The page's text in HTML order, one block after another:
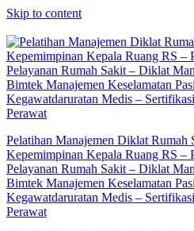
Skip to content
Pelatihan Manajemen Diklat Rumah
Kepemimpinan Kepala Ruang RS –
Pelayanan Rumah Sakit – Diklat
Bimtek Manajemen Keselamatan
Kegawatdaruratan Medis –
Perawat